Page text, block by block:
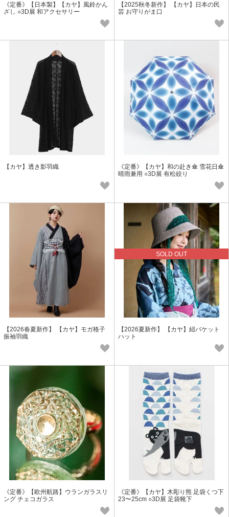
《定番》【日本製】【カヤ】風鈴かん
ざし ○3D展 和アクセサリー
【2025秋冬新作】 【カヤ】日本の民
芸 お守りがま口
【カヤ】透き影羽織
《定番》【カヤ】和の赴き傘 雪花日傘
晴雨兼用 ○3D展 有松絞り
【2026春夏新作】 【カヤ】モガ格子
振袖羽織
SOLD OUT
【2026夏新作】 【カヤ】紐バケット
ハット
《定番》【欧州航路】ウランガラスリ
ング チェコガラス
《定番》【カヤ】木彫り熊 足袋くつ下
23〜25cm ○3D展 足袋靴下